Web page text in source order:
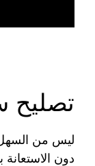
تصليح
ليس من السهل
دون